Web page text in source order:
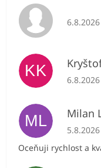
6.8.2026
KK
6.8.2026
ML Milan
5.8.2026
Oceňuji rychlost a